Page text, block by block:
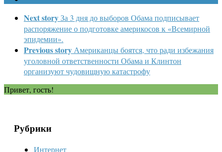
Next storyЗа 3 дня до выборов Обама подписывает
распоряжение о подготовке америкосов к «Всемирной
эпидемии».
Previous story Американцы боятся, что ради избежания
уголовной ответственности Обама и Клинтон
организуют чудовищную катастрофу
Привет, гость!
Рубрики
Интернет